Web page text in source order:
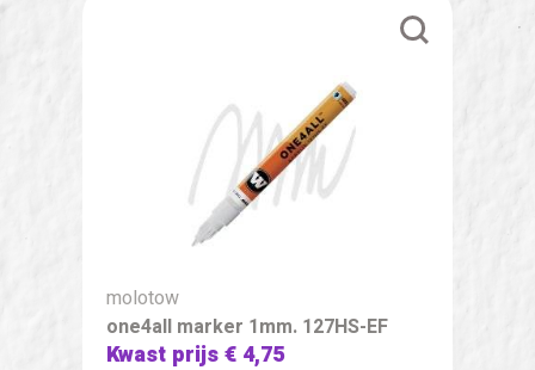
molotow
one4all marker 1mm. 127HS-EF
Kwast prijs€ 4,75